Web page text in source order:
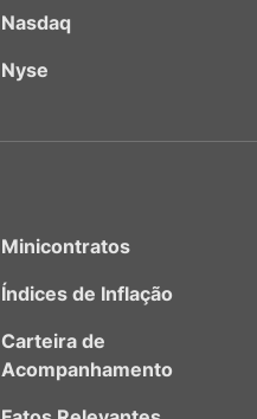
Nasdaq
Nyse
Minicontratos
Índices de Inflação
Carteira de
Acompanhamento